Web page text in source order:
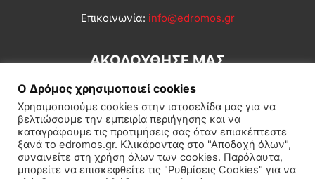
Επικοινωνία: info@edromos.gr
ΑΚΟΛΟΥΘΗΣΕ ΜΑΣ
Εγγραφή συνδρομητή Πολιτική Διεθνή Κοινωνία
Ο Δρόμος χρησιμοποιεί cookies
Χρησιμοποιούμε cookies στην ιστοσελίδα μας για να
βελτιώσουμε την εμπειρία περιήγησης και να
καταγράφουμε τις προτιμήσεις σας όταν επισκέπτεστε
ξανά το edromos.gr. Κλικάροντας στο "Αποδοχή όλων",
συναινείτε στη χρήση όλων των cookies. Παρόλαυτα,
μπορείτε να επισκεφθείτε τις "Ρυθμίσεις Cookies" για να